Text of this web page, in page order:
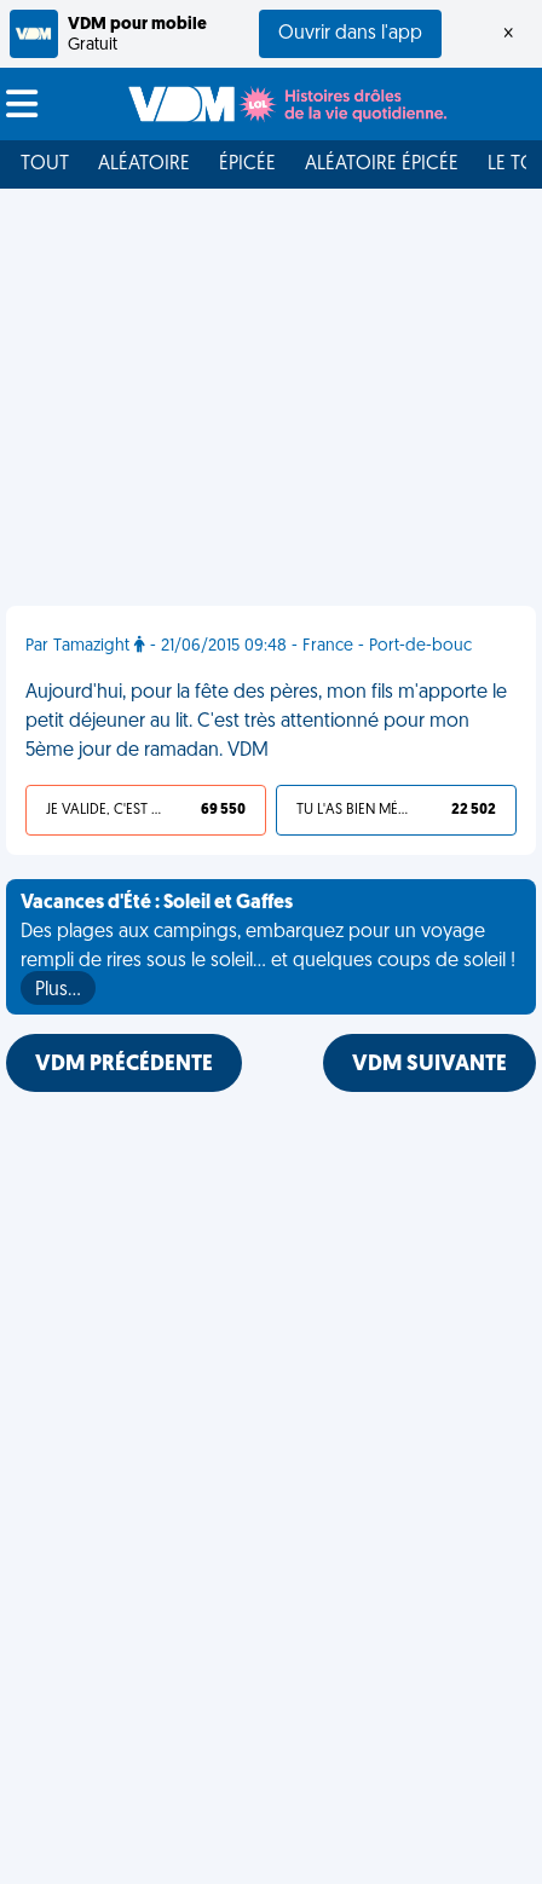
VDM pour mobile
Gratuit
Ouvrir dans l'app ×
TOUT ALÉATOIRE ÉPICÉE ALÉATOIRE ÉPICÉE LE
Par Tamazight - 21/06/2015 09:48 - France - Port-de-bouc
Aujourd'hui, pour la fête des pères, mon fils m'apporte le
petit déjeuner au lit. C'est très attentionné pour mon
5ème jour de ramadan. VDM
JE VALIDE, C'EST UNE VDM 69 550 TU L'AS BIEN MÉRITÉ 22 502
Vacances d'Été : Soleil et Gaffes
Des plages aux campings, embarquez pour un voyage
rempli de rires sous le soleil... et quelques coups de soleil !
Plus…
VDM PRÉCÉDENTE VDM SUIVANTE